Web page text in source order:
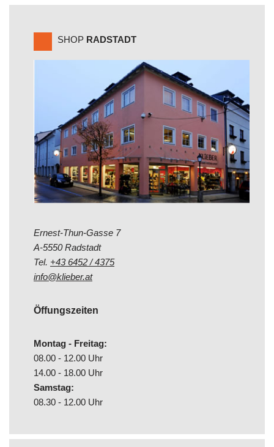
SHOP RADSTADT
Ernest-Thun-Gasse 7
A-5550 Radstadt
Tel. +43 6452 / 4375
info@klieber.at
Öffungszeiten
Montag - Freitag:
08.00 - 12.00 Uhr
14.00 - 18.00 Uhr
Samstag:
08.30 - 12.00 Uhr